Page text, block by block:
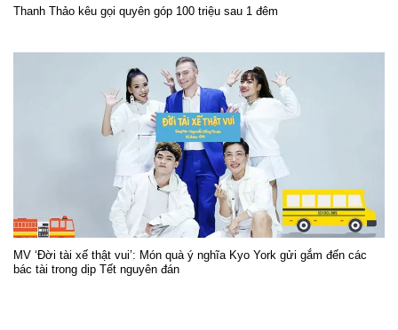
Thanh Thảo kêu gọi quyên góp 100 triệu sau 1 đêm
MV ‘Đời tài xế thật vui’: Món quà ý nghĩa Kyo York gửi gắm đến các
bác tài trong dịp Tết nguyên đán